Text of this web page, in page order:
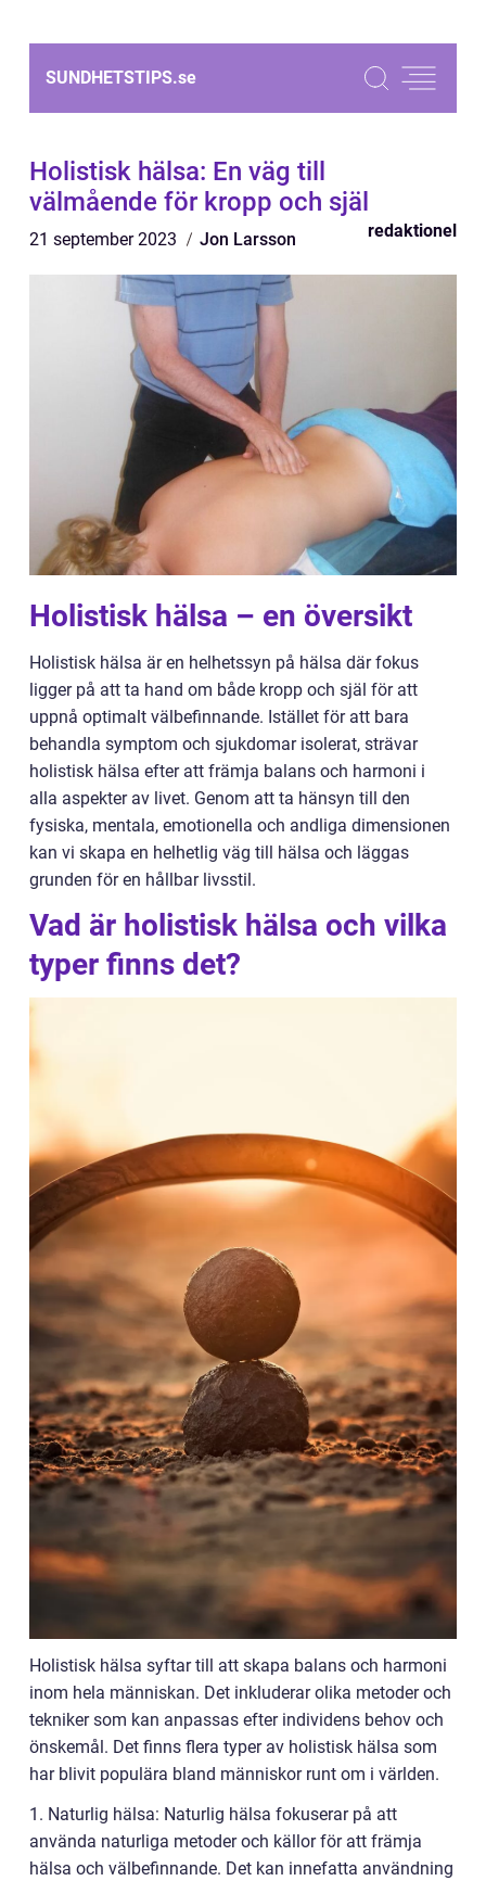
SUNDHETSTIPS.se
Holistisk hälsa: En väg till
välmående för kropp och själ
21 september 2023 Jon Larsson redaktionel
Holistisk hälsa – en översikt
Holistisk hälsa är en helhetssyn på hälsa där fokus
ligger på att ta hand om både kropp och själ för att
uppnå optimalt välbefinnande. Istället för att bara
behandla symptom och sjukdomar isolerat, strävar
holistisk hälsa efter att främja balans och harmoni i
alla aspekter av livet. Genom att ta hänsyn till den
fysiska, mentala, emotionella och andliga dimensionen
kan vi skapa en helhetlig väg till hälsa och läggas
grunden för en hållbar livsstil.
Vad är holistisk hälsa och vilka
typer finns det?
Holistisk hälsa syftar till att skapa balans och harmoni
inom hela människan. Det inkluderar olika metoder och
tekniker som kan anpassas efter individens behov och
önskemål. Det finns flera typer av holistisk hälsa som
har blivit populära bland människor runt om i världen.
1. Naturlig hälsa: Naturlig hälsa fokuserar på att
använda naturliga metoder och källor för att främja
hälsa och välbefinnande. Det kan innefatta användning